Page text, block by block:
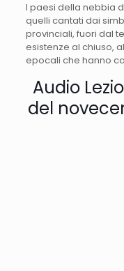
I paesi della nebbia
quelli cantati dai
provinciali, fuori dal
esistenze al chiuso,
epocali che hanno
Audio
del